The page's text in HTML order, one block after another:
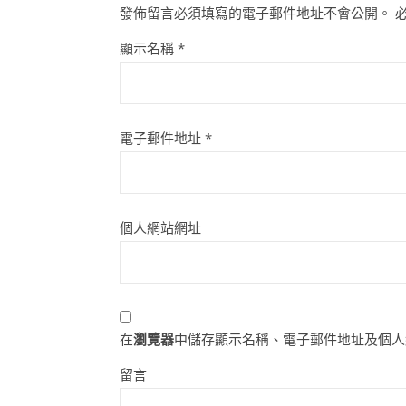
發佈留言必須填寫的電子郵件地址不會公開。
顯示名稱 *
電子郵件地址 *
個人網站網址
在瀏覽器中儲存顯示名稱、電子郵件地址及個
留言